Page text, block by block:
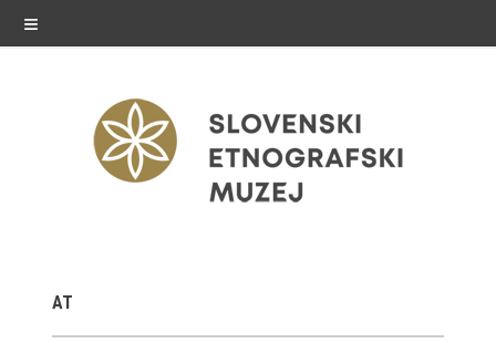
≡
Stalne razstave
AT